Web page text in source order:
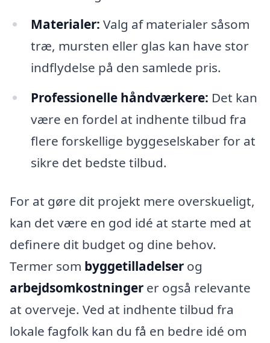
Materialer: Valg af materialer såsom
træ, mursten eller glas kan have stor
indflydelse på den samlede pris.
Professionelle håndværkere: Det kan
være en fordel at indhente tilbud fra
flere forskellige byggeselskaber for at
sikre det bedste tilbud.
For at gøre dit projekt mere overskueligt,
kan det være en god idé at starte med at
definere dit budget og dine behov.
Termer som byggetilladelser og
arbejdsomkostninger er også relevante
at overveje. Ved at indhente tilbud fra
lokale fagfolk kan du få en bedre idé om